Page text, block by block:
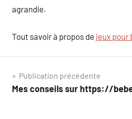
agrandie.
Tout savoir à propos de jeux pour
Navigation
de
Publication précédente
Mes conseils sur https://